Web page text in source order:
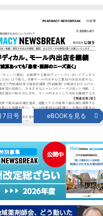
7日号 eBOOKを見る